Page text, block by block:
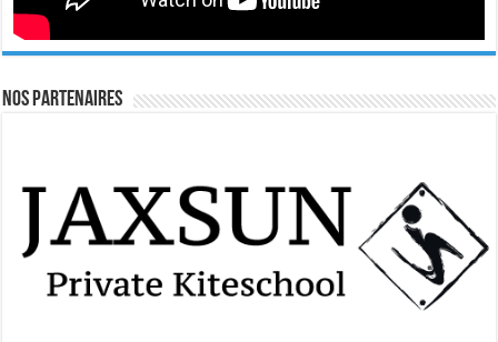
Nos Partenaires